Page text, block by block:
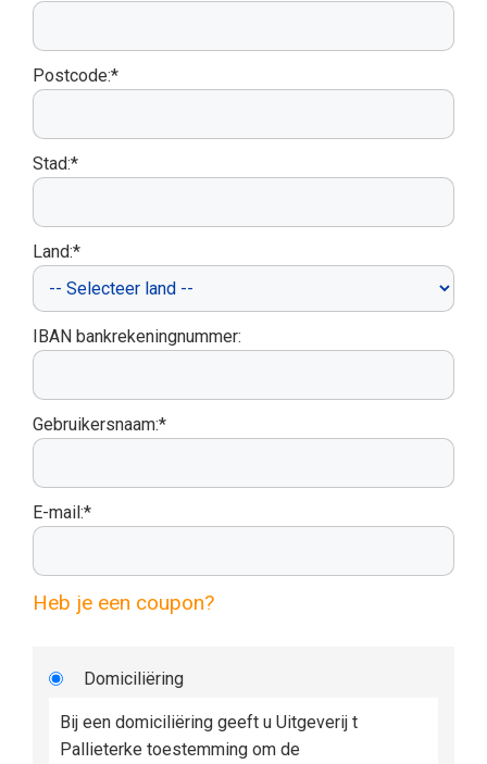
Postcode:*
Stad:*
Land:*
IBAN bankrekeningnummer:
Gebruikersnaam:*
E-mail:*
Heb je een coupon?
Domiciliëring
Bij een domiciliëring geeft u Uitgeverij t
Pallieterke toestemming om de